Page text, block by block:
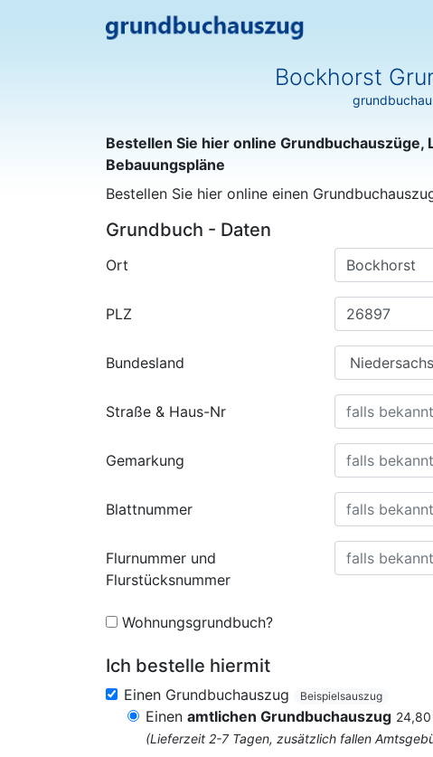
Bockhorst
Bestellen Sie hier online
Bebauungspläne
Bestellen Sie hier online einen
Grundbuch - Daten
Ort
PLZ
Bundesland
Straße & Haus-Nr
Gemarkung
Blattnummer
Flurnummer und
Flurstücksnummer
Wohnungsgrundbuch?
Ich bestelle hiermit
Einen Grundbuchauszug Beispielsauszug
Einen amtlichen Grundbuchauszug
(Lieferzeit 2-7 Tagen, zusätzlich fallen